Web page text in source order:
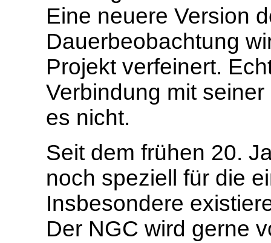
Eine neuere Version
Dauerbeobachtung
Projekt verfeinert.
Verbindung mit
es nicht.
Seit dem frühen 20.
noch speziell für die
Insbesondere
Der NGC wird gerne